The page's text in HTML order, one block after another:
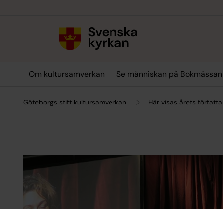
Om kultursamverkan Se människan på Bokmässan
Göteborgs stift kultursamverkan Här visas årets